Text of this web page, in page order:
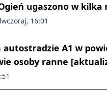
ugaszono w
16:01
autostradzie A1 w
osoby ranne